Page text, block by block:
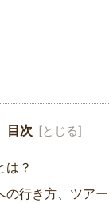
目次
は？
の行き方、ツア